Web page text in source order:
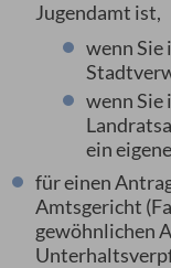
Jugendamt ist,
wenn Sie
wenn Sie
ein
für einen
Amtsgericht
gewöhnlichen